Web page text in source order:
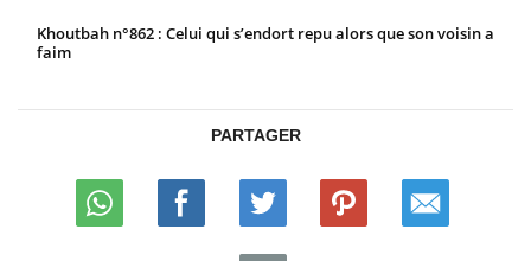
Khoutbah n°862 : Celui qui s’endort repu alors que son voisin a
faim
PARTAGER